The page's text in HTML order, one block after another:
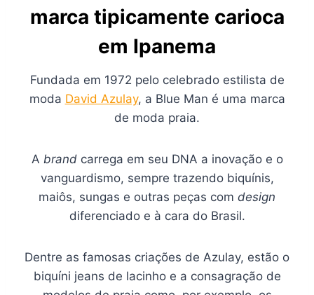
marca tipicamente carioca
em Ipanema
Fundada em 1972 pelo celebrado estilista de
moda David Azulay, a Blue Man é uma marca
de moda praia.
A brand carrega em seu DNA a inovação e o
vanguardismo, sempre trazendo biquínis,
maiôs, sungas e outras peças com design
diferenciado e à cara do Brasil.
Dentre as famosas criações de Azulay, estão o
biquíni jeans de lacinho e a consagração de